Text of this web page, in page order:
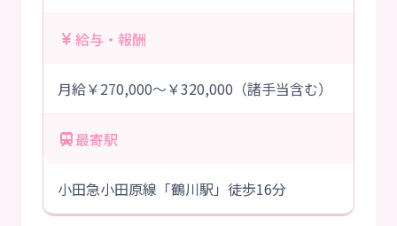
給与・報酬
月給￥270,000～￥320,000（諸手当含む）
最寄駅
小田急小田原線「鶴川駅」徒歩16分